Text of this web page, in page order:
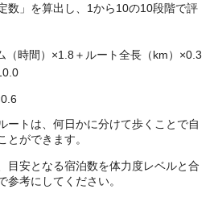
数」を算出し、1から10の10段階で評
時間）×1.8＋ルート全長（km）×0.3
ートは、何日かに分けて歩くことで自
とができます。
目安となる宿泊数を体力度レベルと合
参考にしてください。